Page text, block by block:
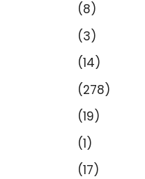
(8)
(3)
(14)
(278)
(19)
(1)
(17)